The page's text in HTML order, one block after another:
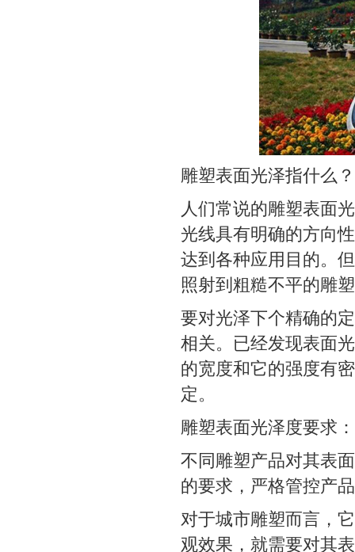
雕塑表面光泽指什么？
人们常说的雕塑表面
光线具有明确的方向
达到各种应用目的。
照射到粗糙不平的雕
要对光泽下个精确的
相关。已经发现表面
的宽度和它的强度有
定。
雕塑表面光泽度要求：
不同雕塑产品对其表
的要求，严格管控产
对于城市雕塑而言，
观效果，就需要对其